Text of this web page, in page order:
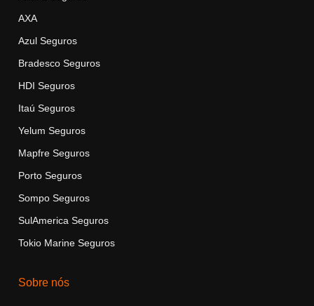
AXA
Azul Seguros
Bradesco Seguros
HDI Seguros
Itaú Seguros
Yelum Seguros
Mapfre Seguros
Porto Seguros
Sompo Seguros
SulAmerica Seguros
Tokio Marine Seguros
Sobre nós